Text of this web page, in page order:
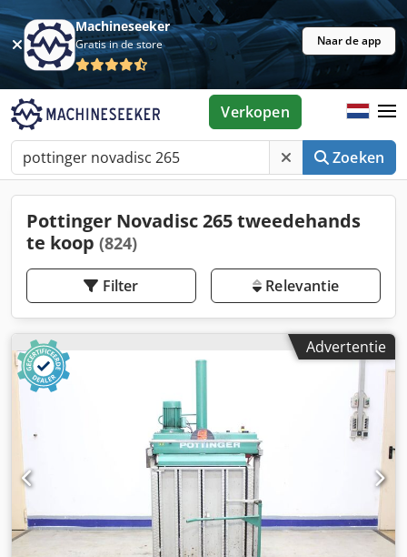
Machineseeker
Gratis in de store Naar de app
Zoeken
Verkopen
Pottinger Novadisc 265 tweedehands
te koop (824)
Filter Relevantie
Advertentie